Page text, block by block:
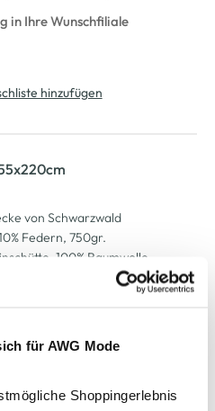
für AWG Mode
Shoppingerlebnis
in Ihre Wunschfiliale
hinzufügen
von Schwarzwald
Federn, 750gr.
100% Baumwolle